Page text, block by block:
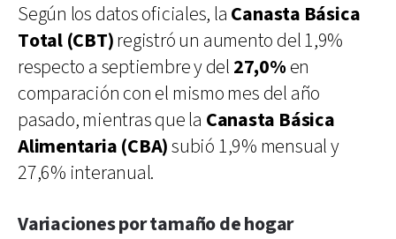
Según los datos oficiales, la Canasta Básica
Total (CBT)registró un aumento del 1,9%
respecto a septiembre y del 27,0%en
comparación con el mismo mes del año
pasado, mientras que la Canasta Básica
Alimentaria (CBA)subió 1,9% mensual y
27,6% interanual.
Variaciones por tamaño de hogar